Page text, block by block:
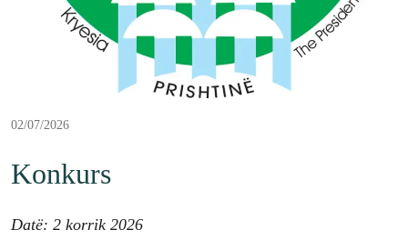
02/07/2026
Konkurs
Datë: 2 korrik 2026